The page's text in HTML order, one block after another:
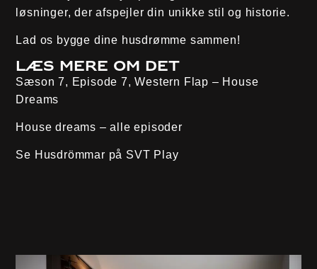
løsninger, der afspejler din unikke stil og historie.
Lad os bygge dine husdrømme sammen!
Læs mere om det
Sæson 7, Episode 7, Western Flap – House
Dreams
House dreams – alle episoder
Se Husdrömmar på SVT Play